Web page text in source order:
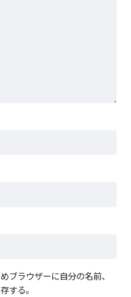
ブラウザーに自分の名前、
する。